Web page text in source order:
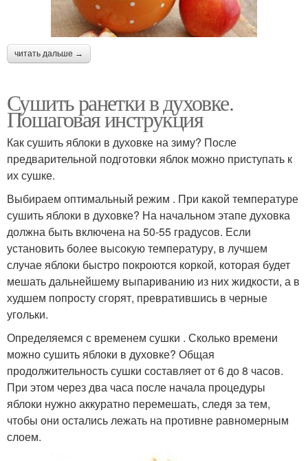
читать дальше →
Сушить ранетки в духовке.
Пошаговая инструкция
Как сушить яблоки в духовке на зиму? После
предварительной подготовки яблок можно приступать к
их сушке.
Выбираем оптимальный режим . При какой температуре
сушить яблоки в духовке? На начальном этапе духовка
должна быть включена на 50-55 градусов. Если
установить более высокую температуру, в лучшем
случае яблоки быстро покроются коркой, которая будет
мешать дальнейшему выпариванию из них жидкости, а в
худшем попросту сгорят, превратившись в черные
угольки.
Определяемся с временем сушки . Сколько времени
можно сушить яблоки в духовке? Общая
продолжительность сушки составляет от 6 до 8 часов.
При этом через два часа после начала процедуры
яблоки нужно аккуратно перемешать, следя за тем,
чтобы они остались лежать на противне равномерным
слоем.